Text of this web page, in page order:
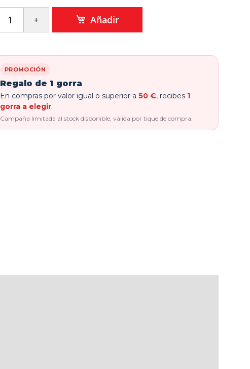
Añadir
PROMOCIÓN
Regalo de 1 gorra
En compras por valor igual o superior a 50 €, recibes 1
gorra a elegir.
Campaña limitada al stock disponible, válida por tique de compra.